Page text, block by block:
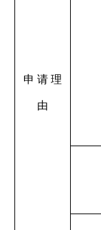
申 请 理
由